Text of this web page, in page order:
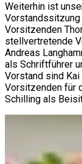
Weiterhin ist
Vorstandssitzung
Vorsitzenden
stellvertretende
Andreas
als Schriftführer
Vorstand sind
Vorsitzenden für
Schilling als